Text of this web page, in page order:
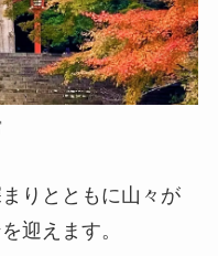
りとともに山々が
迎えます。